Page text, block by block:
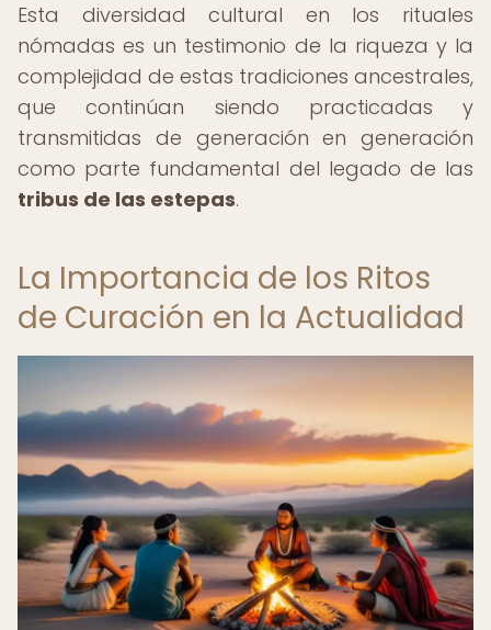
Esta diversidad cultural en los rituales
nómadas es un testimonio de la riqueza y la
complejidad de estas tradiciones ancestrales,
que continúan siendo practicadas y
transmitidas de generación en generación
como parte fundamental del legado de las
tribus de las estepas.
La Importancia de los Ritos
de Curación en la Actualidad